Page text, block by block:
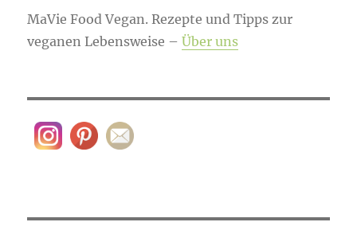
MaVie Food Vegan. Rezepte und Tipps zur
veganen Lebensweise –Über uns